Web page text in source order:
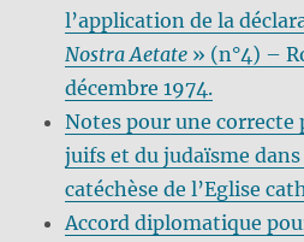
l’application de la
Nostra Aetate » (n°4) –
décembre 1974.
Notes pour une correcte
juifs et du judaïsme
catéchèse de l’Eglise
Accord diplomatique